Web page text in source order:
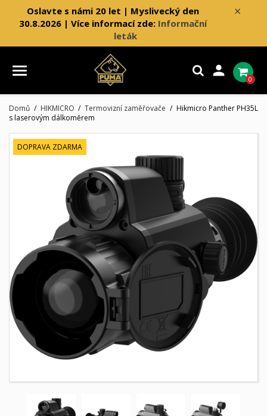
×
Oslavte s námi 20 let | Myslivecký den
30.8.2026 | Více informací zde: Informační
leták

0
Domů HIKMICRO Termovizní zaměřovače
Hikmicro Panther PH35L
s laserovým dálkoměrem
DOPRAVA ZDARMA